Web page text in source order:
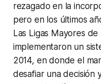
rezagado en la
pero en los últimos
Las Ligas Mayores
implementaron un
2014, en donde el
desafiar una decisión